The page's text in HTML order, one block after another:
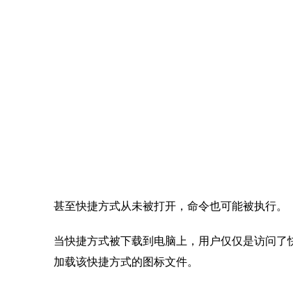
甚至快捷方式从未被打开，命令也可能被执行。
当快捷方式被下载到电脑上，用户仅仅是访问
加载该快捷方式的图标文件。